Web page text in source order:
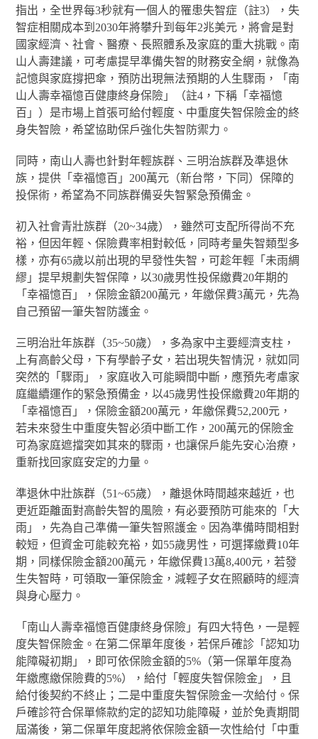
指出，全世界每3秒就有一個人的罹患失智症（註3），失
智症相關成本到2030年將攀升到每年2兆美元，將會是對
國家經濟、社會、醫療、長照體系及家庭的重大挑戰。南
山人壽建議，可考慮提早準備失智的財務安全網，就像為
記憶與家庭撐把傘，預防出現無法預期的人生驟雨，「南
山人壽幸福憶百健康終身保險」（註4，下稱「幸福憶
百」）是市場上首張可給付輕度、中重度失智保險金的終
身失智險，希望協助保戶強化失智防禦力。
同時，南山人壽也針對年輕族群、三明治族群及準退休
族，提供「幸福憶百」200萬元（新台幣，下同）保障的
投保術，希望為不同族群備妥失智緊急預備金。
初入社會青壯族群（20~34歲），雖然可支配所得尚不充
裕，但因年輕、保險費率相對較低，同時考量失智類型多
樣，亦有65歲以前出現的早發性失智，可趁年輕「未雨綢
繆」提早規劃失智保障，以30歲男性投保繳費20年期的
「幸福憶百」，保險金額200萬元，年繳保費3萬元，先為
自己預留一筆失智防護金。
三明治壯年族群（35~50歲），多為家中主要經濟支柱，
上有高齡父母，下有學齡子女，若出現失智情況，就如同
突然的「驟雨」，家庭收入可能瞬間中斷，應預先考慮家
庭繼續運作的緊急預備金，以45歲男性投保繳費20年期的
「幸福憶百」，保險金額200萬元，年繳保費52,200元，
若未來發生中重度失智必須中斷工作，200萬元的保險金
可為家庭遮擋突如其來的驟雨，也讓保戶能先安心治療，
重新找回家庭安定的力量。
準退休中壯族群（51~65歲），離退休時間越來越近，也
更近距離面對高齡失智的風險，有必要預防可能來的「大
雨」，先為自己準備一筆失智照護金。因為準備時間相對
較短，但資金可能較充裕，如55歲男性，可選擇繳費10年
期，同樣保險金額200萬元，年繳保費13萬8,400元，若發
生失智時，可領取一筆保險金，減輕子女在照顧時的經濟
與身心壓力。
「南山人壽幸福憶百健康終身保險」有四大特色，一是輕
度失智保險金。在第二保單年度後，若保戶確診「認知功
能障礙初期」，即可依保險金額的5%（第一保單年度為
年繳應繳保險費的5%），給付「輕度失智保險金」，且
給付後契約不終止；二是中重度失智保險金一次給付。保
戶確診符合保單條款約定的認知功能障礙，並於免責期間
屆滿後，第二保單年度起將依保險金額一次性給付「中重